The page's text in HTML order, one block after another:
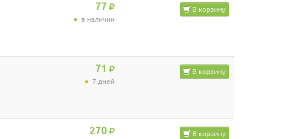
77
в наличии
В корзину
71
7 дней
В корзину
270 В корзину